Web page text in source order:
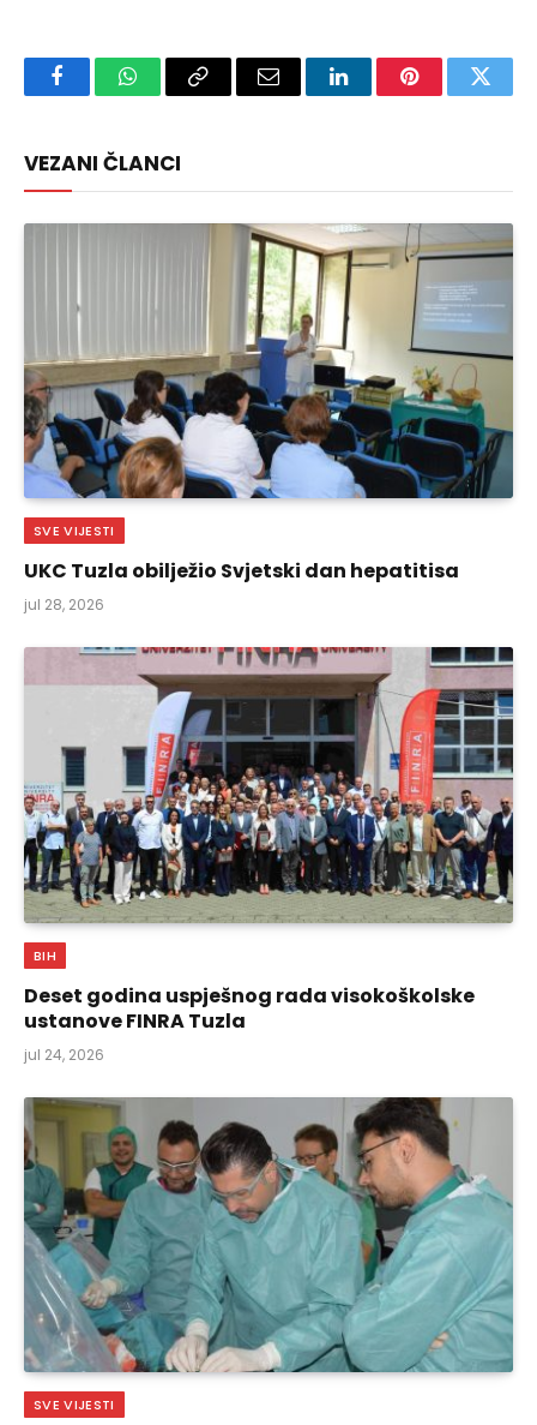
FacebookWhatsAppCopy
Email LinkedInPinterest
VEZANI ČLANCI
SVE VIJESTI
UKC Tuzla obilježio Svjetski dan hepatitisa
jul 28, 2026
BIH
Deset godina uspješnog rada visokoškolske
ustanove FINRA Tuzla
jul 24, 2026
SVE VIJESTI